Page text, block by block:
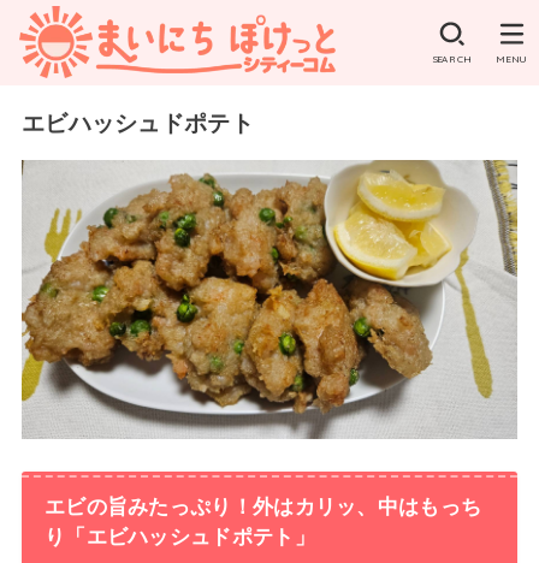
SEARCH MENU
エビハッシュドポテト
エビの旨みたっぷり！外はカリッ、中はもっち
り「エビハッシュドポテト」